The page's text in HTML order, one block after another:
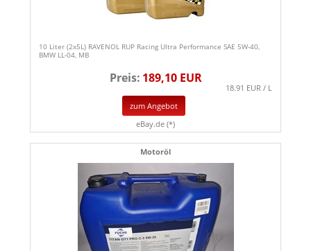
10 Liter (2x5L) RAVENOL RUP Racing Ultra Performance SAE 5W-40,
BMW LL-04, MB
Preis: 189,10 EUR
18.91 EUR / L
zum Angebot
eBay.de (*)
Motoröl